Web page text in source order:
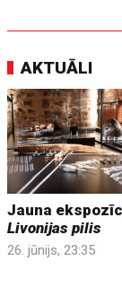
AKTUĀLI
Jauna
Livonijas pilis
26. jūnijs, 23:35